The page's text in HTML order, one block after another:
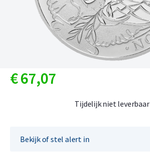
€67,07
Tijdelijk niet leverbaar
Bekijk of stel alert in